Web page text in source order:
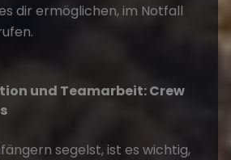
dir ermöglichen, im Notfall
und Teamarbeit: Crew
segelst, ist es wichtig,